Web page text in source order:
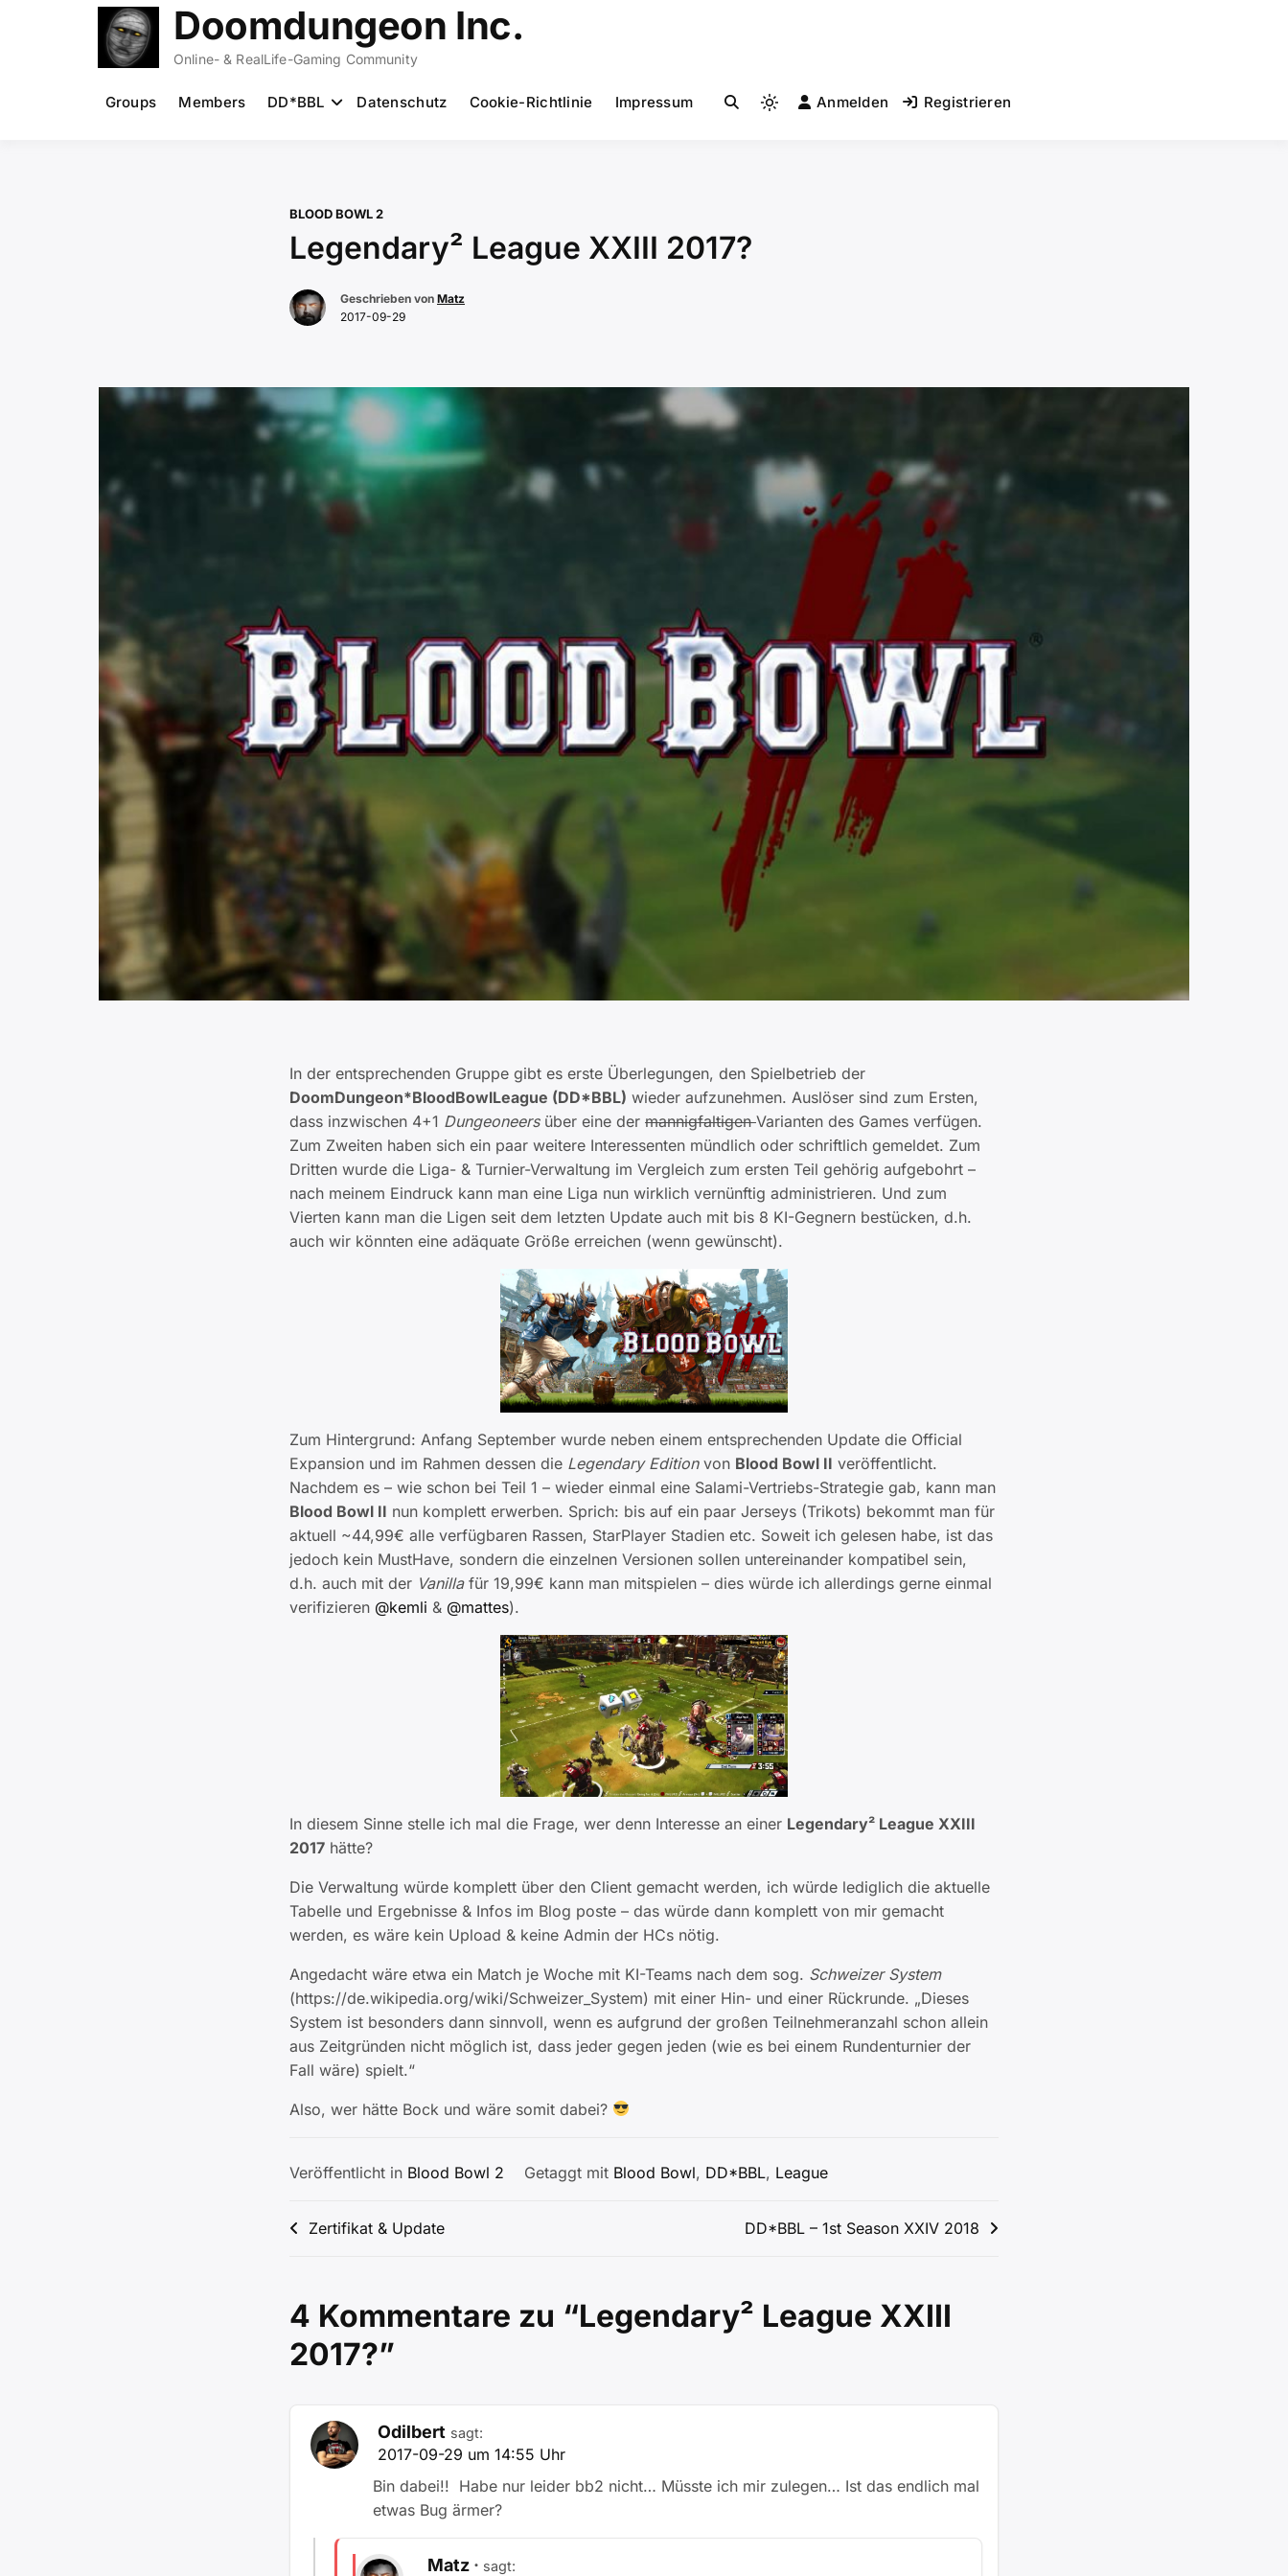
Doomdungeon Inc.
Online- & RealLife-Gaming Community
Groups Members DD*BBL Datenschutz Cookie-Richtlinie Impressum
Light
Anmelden Registrieren
BLOOD BOWL 2
Legendary² League XXIII 2017?
Geschrieben von Matz
2017-09-29
In der entsprechenden Gruppe gibt es erste Überlegungen, den Spielbetrieb der
DoomDungeon*BloodBowlLeague (DD*BBL) wieder aufzunehmen. Auslöser sind zum Ersten,
dass inzwischen 4+1 Dungeoneers über eine der mannigfaltigenVarianten des Games verfügen.
Zum Zweiten haben sich ein paar weitere Interessenten mündlich oder schriftlich gemeldet. Zum
Dritten wurde die Liga- & Turnier-Verwaltung im Vergleich zum ersten Teil gehörig aufgebohrt –
nach meinem Eindruck kann man eine Liga nun wirklich vernünftig administrieren. Und zum
Vierten kann man die Ligen seit dem letzten Update auch mit bis 8 KI-Gegnern bestücken, d.h.
auch wir könnten eine adäquate Größe erreichen (wenn gewünscht).
Zum Hintergrund: Anfang September wurde neben einem entsprechenden Update die Official
Expansion und im Rahmen dessen die Legendary Editionvon Blood Bowl II veröffentlicht.
Nachdem es – wie schon bei Teil 1 – wieder einmal eine Salami-Vertriebs-Strategie gab, kann man
Blood Bowl II nun komplett erwerben. Sprich: bis auf ein paar Jerseys (Trikots) bekommt man für
aktuell ~44,99€ alle verfügbaren Rassen, StarPlayer Stadien etc. Soweit ich gelesen habe, ist das
jedoch kein MustHave, sondern die einzelnen Versionen sollen untereinander kompatibel sein,
d.h. auch mit der Vanilla für 19,99€ kann man mitspielen – dies würde ich allerdings gerne einmal
verifizieren @kemli & @mattes).
In diesem Sinne stelle ich mal die Frage, wer denn Interesse an einer Legendary² League XXIII
2017 hätte?
Die Verwaltung würde komplett über den Client gemacht werden, ich würde lediglich die aktuelle
Tabelle und Ergebnisse & Infos im Blog poste – das würde dann komplett von mir gemacht
werden, es wäre kein Upload & keine Admin der HCs nötig.
Angedacht wäre etwa ein Match je Woche mit KI-Teams nach dem sog. Schweizer System
(https://de.wikipedia.org/wiki/Schweizer_System) mit einer Hin- und einer Rückrunde. „Dieses
System ist besonders dann sinnvoll, wenn es aufgrund der großen Teilnehmeranzahl schon allein
aus Zeitgründen nicht möglich ist, dass jeder gegen jeden (wie es bei einem Rundenturnier der
Fall wäre) spielt.“
Also, wer hätte Bock und wäre somit dabei?
Veröffentlicht in Blood Bowl 2 Getaggt mit Blood Bowl, DD*BBL, League
Beitragsnavigation
Zertifikat & Update DD*BBL – 1st Season XXIV 2018
4 Kommentare zu “Legendary² League XXIII
2017?”
Odilbert sagt:
2017-09-29 um 14:55 Uhr
Bin dabei!! Habe nur leider bb2 nicht… Müsste ich mir zulegen… Ist das endlich mal
etwas Bug ärmer?
Matz sagt: